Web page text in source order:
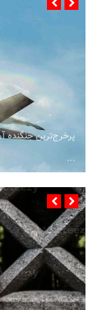
پرخرج‌ترین جنگنده
...